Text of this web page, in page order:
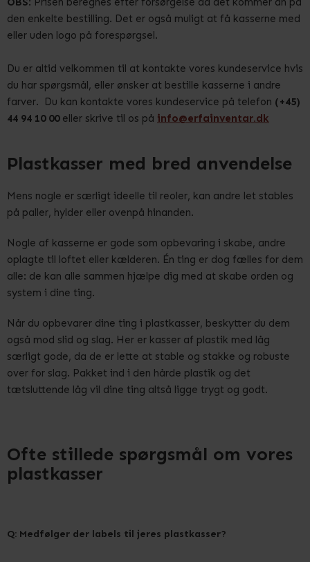
den enkelte bestilling. Det er også muligt at få kasserne med
eller uden logo på forespørgsel.
Du er altid velkommen til at kontakte vores kundeservice hvis
du har spørgsmål, eller ønsker at bestille kasserne i andre
farver. Du kan kontakte vores kundeservice på telefon (+45)
44 94 10 00eller skrive til os på info@erfainventar.dk
Plastkasser med bred anvendelse
Mens nogle er særligt ideelle til reoler, kan andre let stables
på paller, hylder eller ovenpå hinanden.
Nogle af kasserne er gode som opbevaring i skabe, andre
oplagte til loftet eller kælderen. Én ting er dog fælles for dem
alle: de kan alle sammen hjælpe dig med at skabe orden og
system i dine ting.
Når du opbevarer dine ting i plastkasser, beskytter du dem
også mod slid og slag. Her er kasser af plastik med låg
særligt gode, da de er lette at stable og stakke og robuste
over for slag. Pakket ind i den hårde plastik og det
tætsluttende låg vil dine ting altså ligge trygt og godt.
Ofte stillede spørgsmål om vores
plastkasser
Q: Medfølger der labels til jeres plastkasser?